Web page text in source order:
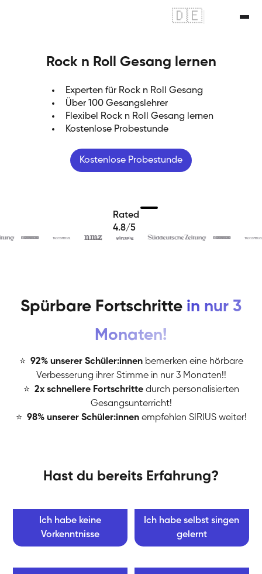
🇩🇪
Rock n Roll Gesang lernen
Experten für Rock n Roll Gesang
Über 100 Gesangslehrer
Flexibel Rock n Roll Gesang lernen
Kostenlose Probestunde
Kostenlose Probestunde
Rated
4.8/5
Spürbare Fortschritte in nur 3
Monaten!
⭐ 92% unserer Schüler:innen bemerken eine hörbare
Verbesserung ihrer Stimme in nur 3 Monaten!!
⭐ 2x schnellere Fortschritte durch personalisierten
Gesangsunterricht!
⭐ 98% unserer Schüler:innen empfehlen SIRIUS weiter!
Hast du bereits Erfahrung?
Ich habe keine
Vorkenntnisse
Ich habe selbst singen
gelernt